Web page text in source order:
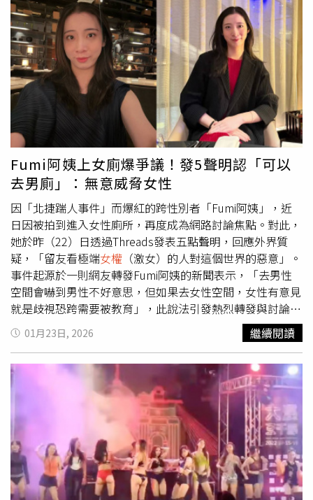
Duterte）施壓，要求移除設置於馬尼拉著名灣畔步道
（Roxas Boulevard）的慰安婦雕像，該決定稍後獲「菲律
賓國家歷史委員會」（NHCP）的同意，並在2018年4月遭
菲律賓馬尼拉政府連夜移除。此外，安倍也曾在2007年否
認了性奴隸的存在。卡布紹席爾瓦補充，由日本首相村山富
市政府於1994年設立、用以發放補償給慰安婦的「亞洲婦
女基金會」（Asian Women’s Fund），其資金並非菲律賓
團體所要求的「官方賠償」，而是來自「民間私人捐款」，
且亞洲婦女基金會早在2002年5月就停止運作，並在2007年
3月31日正式解散。據悉，菲律賓慰安婦之前僅獲得320萬
日圓的「贖罪金」與醫療費用，折合2026年的幣值約為120
萬菲律賓披索（新台幣63.5萬元）。對此，菲律賓華人、知
名公民社會領袖洪玉華（Teresita Ang-See）也在30日表
示，「我們的記憶太短暫了。我們可以原諒，但永遠不能忘
記日本在第二次世界大戰中對我們所做的事，我們強烈反對
與日本共同舉行的『肩並肩』（Balikatan）軍事演習。他
們尚未完全放棄軍事冒進主義的傾向，而我們現在卻要讓他
們直接接觸我們的軍事能力？」然而，日本官員卻表示，東
京當局早已處理相關問題，並多次表達悔意。日本駐馬尼拉
大使遠藤和也於上週1場日菲關係論壇中向《南華早報》表
示，東京的立場相當明確，「我認為，日本對過去歷史的立
場，已經透過歷任首相的各種聲明，以及在多個場合中反覆
表達，而這在過去多年來一直都是非常清楚的。」2024
年，日本外務省亦曾就此議題發表聲明稱：「我們充分認識
到，前慰安婦的尊嚴與名譽曾受到傷害，對此，日本政府已
對戰時行為持續表達道歉與深切反省。日本政府的立場是，
所有賠償問題，包括慰安婦議題，均已依據《舊金山和約》
（San Francisco Peace Treaty）在法律上完全解決。」遠
藤亦提及前菲律賓總統季里諾（Elpidio Quirino）對日本的
寬恕，儘管其岳母、妻子與5個兒女中的3個，皆在1945年
僅6%的困境」，吳宗憲主張「不用抽、不用比，公私立通
通免月費」。在中央補助（私托每月13,000元、公托7,000
元）後，剩餘月費差額由縣府全額吸收。吳宗憲指出，好養
三部曲—公托加值與臨托，在林姿妙縣長「一鄉鎮一親子
館」的硬體基礎，再進一步軟體升級：全面導入「定點臨
托」服務，並視需求開辦晚間和週末臨托，讓家長能暫時托
育喘息。另外在職場上的升遷，吳宗憲說，先前在國會質詢
人事總處時有提到，公務體系裡面，怎麼會一到職等較高的
簡任官，性別比例就開始出現落差、明顯低於正常公務員比
例？這就是一個例子，表示我國的婦女權益還有很大的進步
空間，除了要求中央帶頭做起來啟用女性優秀人才外，未來
在縣府無論局處長或中高階主管，也會增加幅度，透過公部
門來帶頭，進而影響私人企業。最後，吳宗憲表示，先前就
非常關注「月經貧窮」問題，未來會提供免費的月事使用品
置於校園、公廁女性等公共廁所領域使用。並強調，未來還
會有更多婦女政策產出，讓宜蘭的婦女朋友權益成為全國效
仿的對象。
Fumi阿姨上女廁爆爭議！發5聲明認「可以
去男廁」：無意威脅女性
因「北捷踹人事件」而爆紅的跨性別者「Fumi阿姨」，近
日因被拍到進入女性廁所，再度成為網路討論焦點。對此，
她於昨（22）日透過Threads發表五點聲明，回應外界質
疑，「留友看極端女權 （激女）的人對這個世界的惡意」。
事件起源於一則網友轉發Fumi阿姨的新聞表示，「去男性
空間會嚇到男性不好意思，但如果去女性空間，女性有意見
就是歧視恐跨需要被教育」，此說法引發熱烈轉發與討論，
部分聲音質疑這種說法忽略了女性在公共空間中的安全感
受，認為生理男性進入女廁可能帶來不安與壓力，也有網友
示，她並未反對使用無障礙或友善空間，也沒有表態支持特
定生育政策，並澄清自己並未更換性別證件。她強調：「我
愛並感恩所有女性，我沒有要造成女性的威脅或困擾。」並
補充，「我可以去男廁，我不在意，我只是要去上廁所」，
顯示願意採取折衷做法避免爭議。她也指出，外界時常以她
的外貌作為批評進出不同性別空間的依據，但實際上，身邊
朋友與公司皆對她表達支持。她進一步表示，對於美的定義
應該多元，「我追求我的樣子，你追求你的樣子，我不認為
01月23日, 2026 繼續閱讀